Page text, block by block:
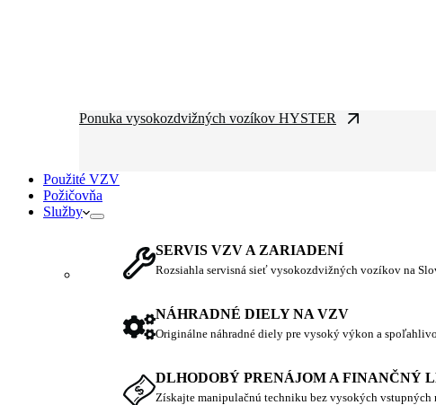
Ponuka vysokozdvižných vozíkov HYSTER
Použité VZV
Požičovňa
Služby
SERVIS VZV A ZARIADENÍ
Rozsiahla servisná sieť vysokozdvižných vozíkov na
NÁHRADNÉ DIELY NA VZV
Originálne náhradné diely pre vysoký výkon a
DLHODOBÝ PRENÁJOM A FINANČNÝ
Získajte manipulačnú techniku bez vysokých vstupných